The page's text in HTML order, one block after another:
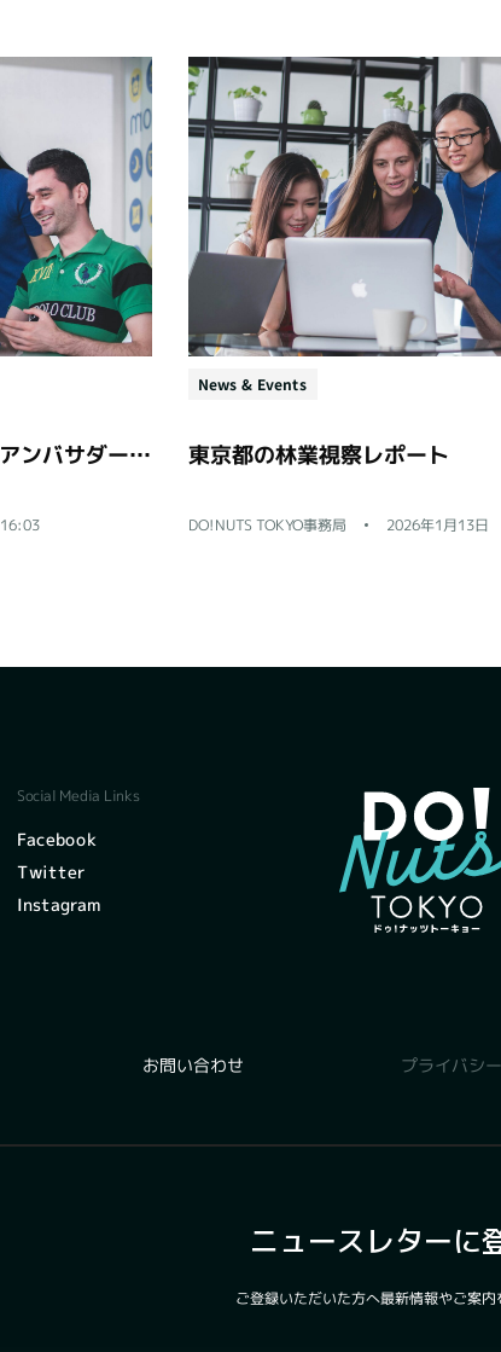
プラチナ構想ネットワーク×若者アンバサダー アイデア提案会レポート
16:03
News & Events
東京都の林業視察レポート
DO!NUTS TOKYO事務局 2026年1月13日
Social Media Links
Facebook
Twitter
Instagram
お問い合わせ プライバシ
ニュースレターに
ご登録いただいた方へ最新情報やご案内